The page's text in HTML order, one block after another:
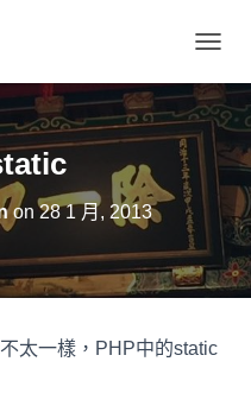
O
G
G
E
I
G
I
on28 1 月, 2013
太一樣，PHP中的static